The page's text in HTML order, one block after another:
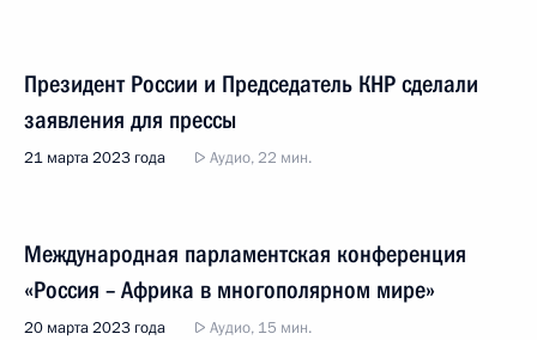
Президент России и Председатель КНР сделали
заявления для прессы
21 марта 2023 года Аудио, 22 мин.
Международная парламентская конференция
«Россия – Африка в многополярном мире»
20 марта 2023 года Аудио, 15 мин.